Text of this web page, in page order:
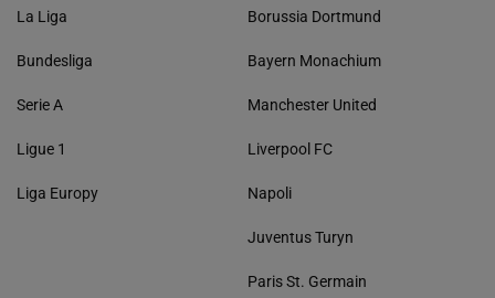
La Liga
Bundesliga
Serie A
Ligue 1
Liga Europy
Borussia Dortmund
Bayern Monachium
Manchester United
Liverpool FC
Napoli
Juventus Turyn
Paris St. Germain